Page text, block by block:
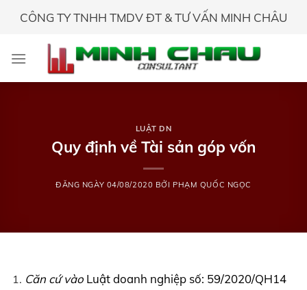
CÔNG TY TNHH TMDV ĐT & TƯ VẤN MINH CHÂU
LUẬT DN
Quy định về Tài sản góp vốn
ĐĂNG NGÀY 04/08/2020 BỞI PHẠM QUỐC NGỌC
Căn cứ vào Luật doanh nghiệp số: 59/2020/QH14